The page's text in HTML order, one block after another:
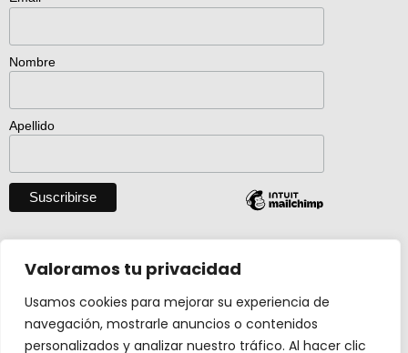
Valoramos tu privacidad
Usamos cookies para mejorar su experiencia de
navegación, mostrarle anuncios o contenidos
personalizados y analizar nuestro tráfico. Al hacer clic
Nombre
Apellido
Descargar catálogo entero en pdf
Actividad creada con el apoyo de